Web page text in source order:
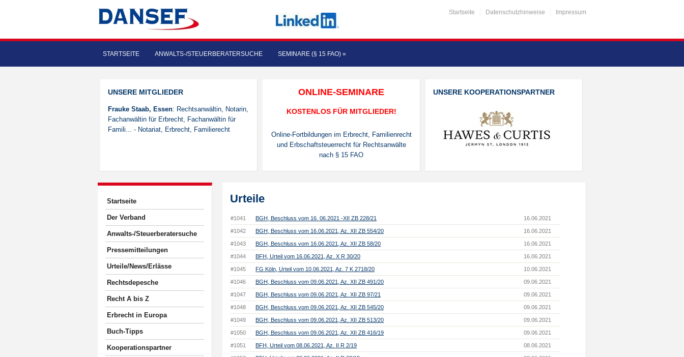
Startseite Datenschutzhinweise Impressum
STARTSEITE ANWALTS-/STEUERBERATERSUCHE SEMINARE (§ 15 FAO) »
UNSERE MITGLIEDER
Frauke Staab, Essen: Rechtsanwältin, Notarin,
Fachanwältin für Erbrecht, Fachanwältin für
Famili... - Notariat, Erbrecht, Familierecht
ONLINE-SEMINARE
KOSTENLOS FÜR MITGLIEDER!
Online-Fortbildungen im Erbrecht, Familienrecht
und Erbschaftsteuerrecht für Rechtsanwälte
nach § 15 FAO
UNSERE KOOPERATIONSPARTNER
Startseite
Der Verband
Anwalts-/Steuerberatersuche
Pressemitteilungen
Urteile/News/Erlässe
Rechtsdepesche
Recht A bis Z
Erbrecht in Europa
Buch-Tipps
Kooperationspartner
Urteile
#1041 BGH, Beschluss vom 16. 06.2021 -XII ZB 228/21 16.06.2021
#1042 BGH, Beschluss vom 16.06.2021, Az. XII ZB 554/20 16.06.2021
#1043 BGH, Beschluss vom 16.06.2021, Az. XII ZB 58/20 16.06.2021
#1044 BFH, Urteil vom 16.06.2021, Az. X R 30/20 16.06.2021
#1045 FG Köln, Urteil vom 10.06.2021, Az. 7 K 2718/20 10.06.2021
#1046 BGH, Beschluss vom 09.06.2021, Az. XII ZB 491/20 09.06.2021
#1047 BGH, Beschluss vom 09.06.2021, Az. XII ZB 97/21 09.06.2021
#1048 BGH, Beschluss vom 09.06.2021, Az. XII ZB 545/20 09.06.2021
#1049 BGH, Beschluss vom 09.06.2021, Az. XII ZB 513/20 09.06.2021
#1050 BGH, Beschluss vom 09.06.2021, Az. XII ZB 416/19 09.06.2021
#1051 BFH, Urteil vom 08.06.2021, Az. II R 2/19 08.06.2021